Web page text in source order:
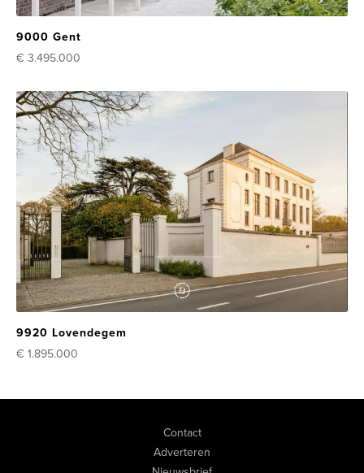
9000 Gent
€ 3.495.000
9920 Lovendegem
€ 1.895.000
Contact
Adverteren